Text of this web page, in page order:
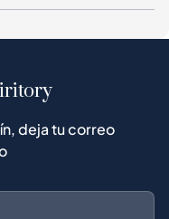
deja tu correo